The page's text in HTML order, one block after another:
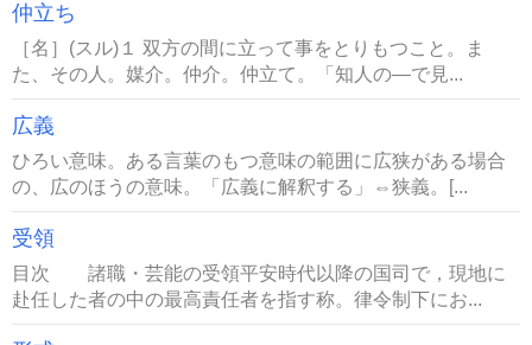
仲立ち
［名］(スル)１ 双方の間に立って事をとりもつこと。ま
た、その人。媒介。仲介。仲立て。「知人の―で見...
広義
ひろい意味。ある言葉のもつ意味の範囲に広狭がある場合
の、広のほうの意味。「広義に解釈する」⇔狭義。[...
受領
目次 諸職・芸能の受領平安時代以降の国司で，現地に
赴任した者の中の最高責任者を指す称。律令制下にお...